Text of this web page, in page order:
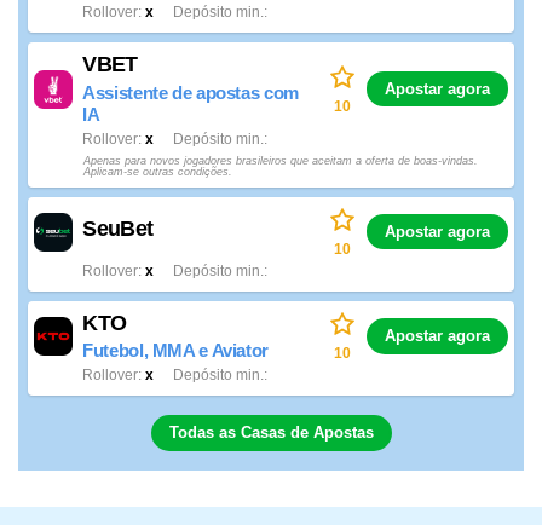
x
Rollover Depósito min.
VBET
Assistente de apostas com
IA
x
Rollover Depósito min.
10
Apostar agora
Apenas para novos jogadores brasileiros que aceitam a oferta de boas-vindas.
Aplicam-se outras condições.
SeuBet
x
Rollover Depósito min.
10
Apostar agora
KTO
Futebol, MMA e Aviator
x
Rollover Depósito min.
10
Apostar agora
Todas as Casas de Apostas